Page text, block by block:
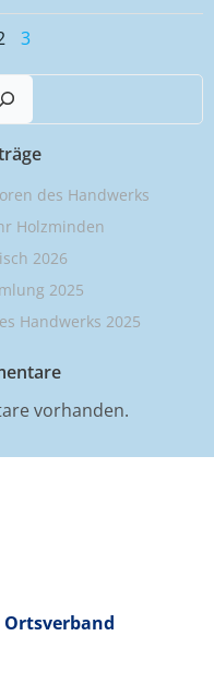
Page
3
des Handwerks
Holzminden
2026
2025
Handwerks 2025
vorhanden.
Ortsverband